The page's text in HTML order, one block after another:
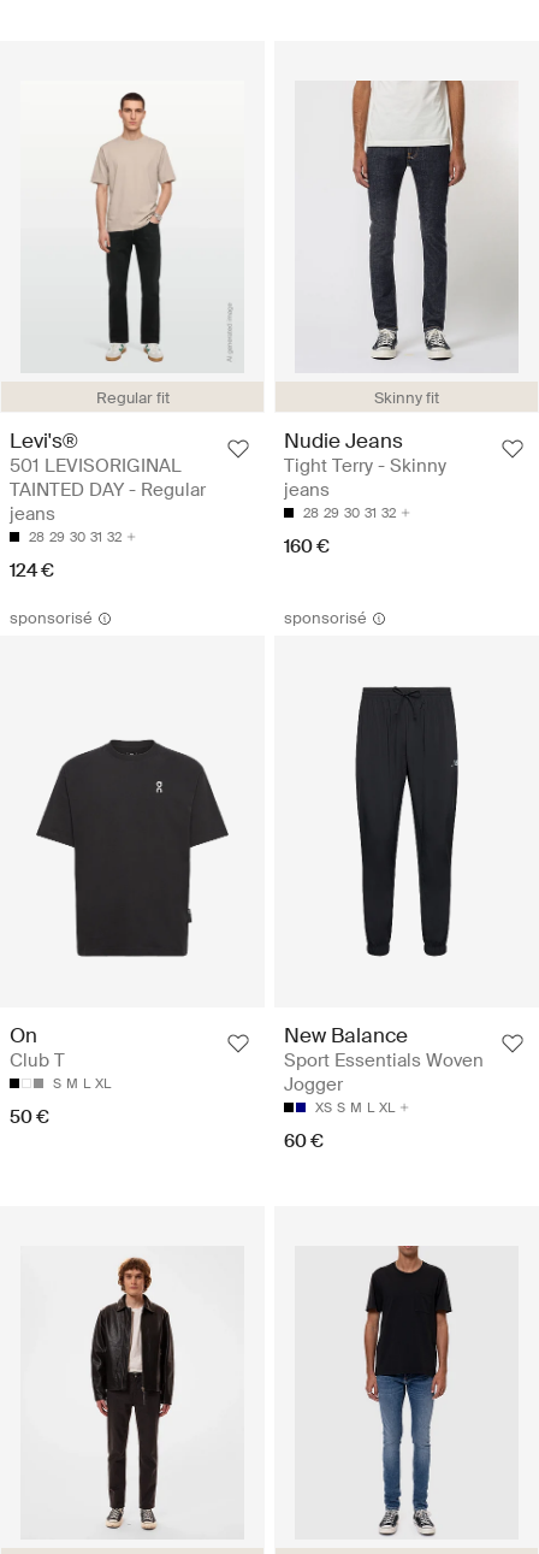
Regular fit
Levi's®
501 LEVISORIGINAL
TAINTED DAY - Regular
jeans
28 29 30 31 32
124 €
Skinny fit
Nudie Jeans
Tight Terry - Skinny
jeans
28 29 30 31 32
160 €
sponsorisé
On
Club T
S M L XL
50 €
sponsorisé
New Balance
Sport Essentials Woven
Jogger
XS S M L XL
60 €